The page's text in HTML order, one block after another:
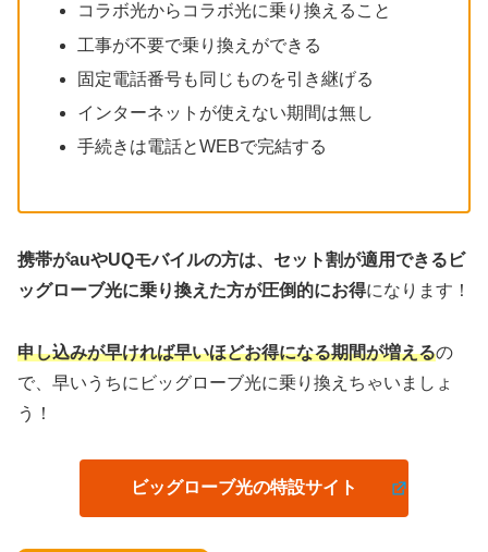
コラボ光からコラボ光に乗り換えること
工事が不要で乗り換えができる
固定電話番号も同じものを引き継げる
インターネットが使えない期間は無し
手続きは電話とWEBで完結する
携帯がauやUQモバイルの方は、セット割が適用できるビ
ッグローブ光に乗り換えた方が圧倒的にお得になります！
申し込みが早ければ早いほどお得になる期間が増えるの
で、早いうちにビッグローブ光に乗り換えちゃいましょ
う！
ビッグローブ光の特設サイト